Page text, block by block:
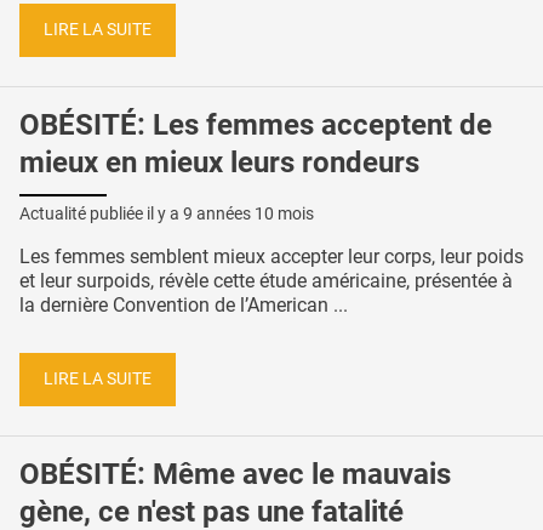
LIRE LA SUITE
OBÉSITÉ: Les femmes acceptent de
mieux en mieux leurs rondeurs
Actualité publiée il y a 9 années 10 mois
Les femmes semblent mieux accepter leur corps, leur poids
et leur surpoids, révèle cette étude américaine, présentée à
la dernière Convention de l’American ...
LIRE LA SUITE
OBÉSITÉ: Même avec le mauvais
gène, ce n'est pas une fatalité